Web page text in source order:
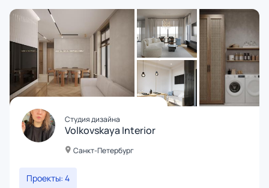
Студия дизайна
Volkovskaya Interior
Санкт-Петербург
Проекты: 4